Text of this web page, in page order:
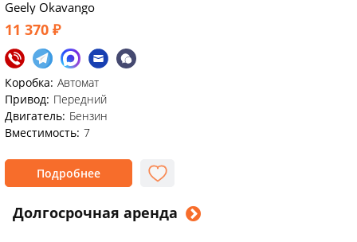
Geely Okavango
11 370 ₽
Коробка: Автомат
Привод: Передний
Двигатель: Бензин
Вместимость: 7
Подробнее
Долгосрочная аренда